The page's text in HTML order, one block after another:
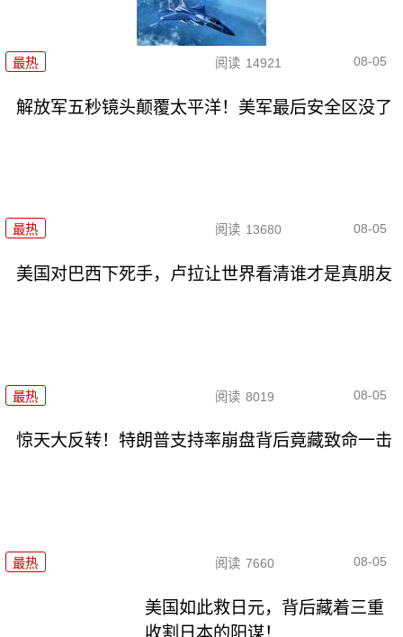
最热 阅读 14921 08-05
解放军五秒镜头颠覆太平洋！美军最后安全区没了
最热 阅读 13680 08-05
美国对巴西下死手，卢拉让世界看清谁才是真朋友
最热 阅读 8019 08-05
惊天大反转！特朗普支持率崩盘背后竟藏致命一击
最热 阅读 7660 08-05
美国如此救日元，背后藏着三重
收割日本的阳谋！